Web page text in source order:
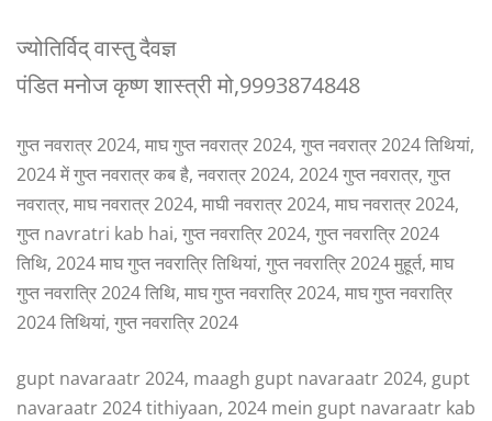
ज्योतिर्विद् वास्तु दैवज्ञ
पंडित मनोज कृष्ण शास्त्री मो,9993874848
गुप्त नवरात्र 2024, माघ गुप्त नवरात्र 2024, गुप्त नवरात्र 2024 तिथियां,
2024 में गुप्त नवरात्र कब है, नवरात्र 2024, 2024 गुप्त नवरात्र, गुप्त
नवरात्र, माघ नवरात्र 2024, माघी नवरात्र 2024, माघ नवरात्र 2024,
गुप्त navratri kab hai, गुप्त नवरात्रि 2024, गुप्त नवरात्रि 2024
तिथि, 2024 माघ गुप्त नवरात्रि तिथियां, गुप्त नवरात्रि 2024 मुहूर्त, माघ
गुप्त नवरात्रि 2024 तिथि, माघ गुप्त नवरात्रि 2024, माघ गुप्त नवरात्रि
2024 तिथियां, गुप्त नवरात्रि 2024
gupt navaraatr 2024, maagh gupt navaraatr 2024, gupt
navaraatr 2024 tithiyaan, 2024 mein gupt navaraatr kab